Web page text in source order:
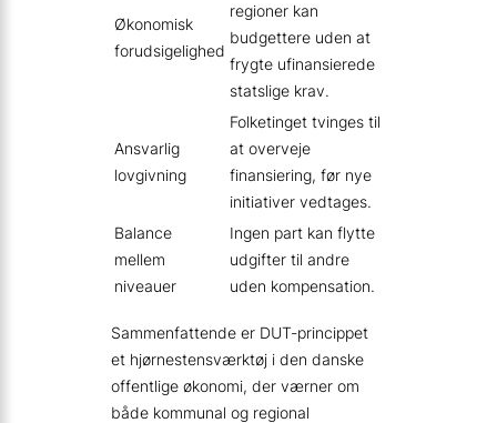
Økonomisk
forudsigelighed
regioner kan
budgettere uden at
frygte ufinansierede
statslige krav.
Ansvarlig
lovgivning
Folketinget tvinges til
at overveje
finansiering, før nye
initiativer vedtages.
Balance
mellem
niveauer
Ingen part kan flytte
udgifter til andre
uden kompensation.
Sammenfattende er DUT-princippet
et hjørnestensværktøj i den danske
offentlige økonomi, der værner om
både kommunal og regional